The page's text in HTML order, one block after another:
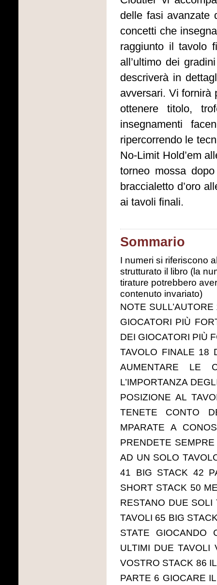
delle fasi avanzate
concetti che
raggiunto il tavolo
all’ultimo dei
descriverà in
avversari. Vi fornirà
ottenere titolo,
insegnamenti
ripercorrendo le
No-Limit Hold’em
torneo mossa
braccialetto d’oro
ai tavoli finali.
Sommario
I numeri si riferiscono
strutturato il libro (la
tirature potrebbero
contenuto invariato)
NOTE
GIOCATORI PIÙ
DEI GIOCATORI PIÙ
TAVOLO FINALE 18
AUMENTARE LE
L’IMPORTANZA
POSIZIONE AL
TENETE CONTO
MPARATE A
PRENDETE
AD UN SOLO
41 BIG STACK 42
SHORT STACK 50
RESTANO DUE
TAVOLI 65 BIG
STATE GIOCANDO
ULTIMI DUE
VOSTRO STACK 86
PARTE 6 GIOCARE